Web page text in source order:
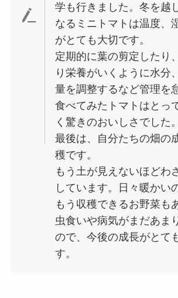
学も行きました。冬を越
なるミニトマトは温度、
がとても大切です。
定期的に葉の剪定したり
り栄養がいくように水分
量を調整するなど管理を
食べてみたトマトはとっ
く驚きのおいしさでした。
最後は、自分たちの畑の
穫です。
もう土が見えないほどわ
しています。日々暖かい
もう収穫できるお野菜も
虫食いや病気がまだあま
ので、今後の成長がとて
す。